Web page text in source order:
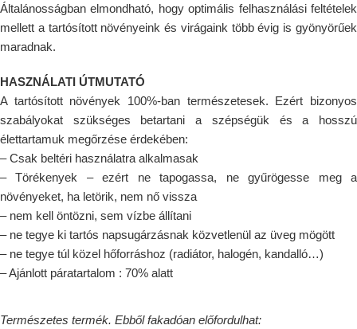
Általánosságban elmondható, hogy optimális felhasználási feltételek
mellett a tartósított növényeink és virágaink több évig is gyönyörűek
maradnak.
HASZNÁLATI ÚTMUTATÓ
A tartósított növények 100%-ban természetesek. Ezért bizonyos
szabályokat szükséges betartani a szépségük és a hosszú
élettartamuk megőrzése érdekében:
– Csak beltéri használatra alkalmasak
– Törékenyek – ezért ne tapogassa, ne gyűrögesse meg a
növényeket, ha letörik, nem nő vissza
– nem kell öntözni, sem vízbe állítani
– ne tegye ki tartós napsugárzásnak közvetlenül az üveg mögött
– ne tegye túl közel hőforráshoz (radiátor, halogén, kandalló…)
– Ajánlott páratartalom : 70% alatt
Természetes termék. Ebből fakadóan előfordulhat: